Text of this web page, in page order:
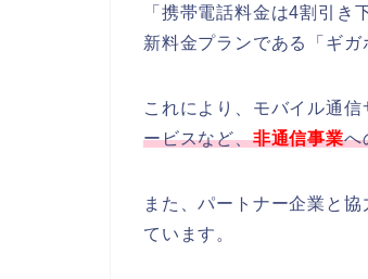
「携帯電話料金は4割引
新料金プランである「ギガ
これにより、モバイル通
ービスなど、非通信事業へ
また、パートナー企業と
ています。